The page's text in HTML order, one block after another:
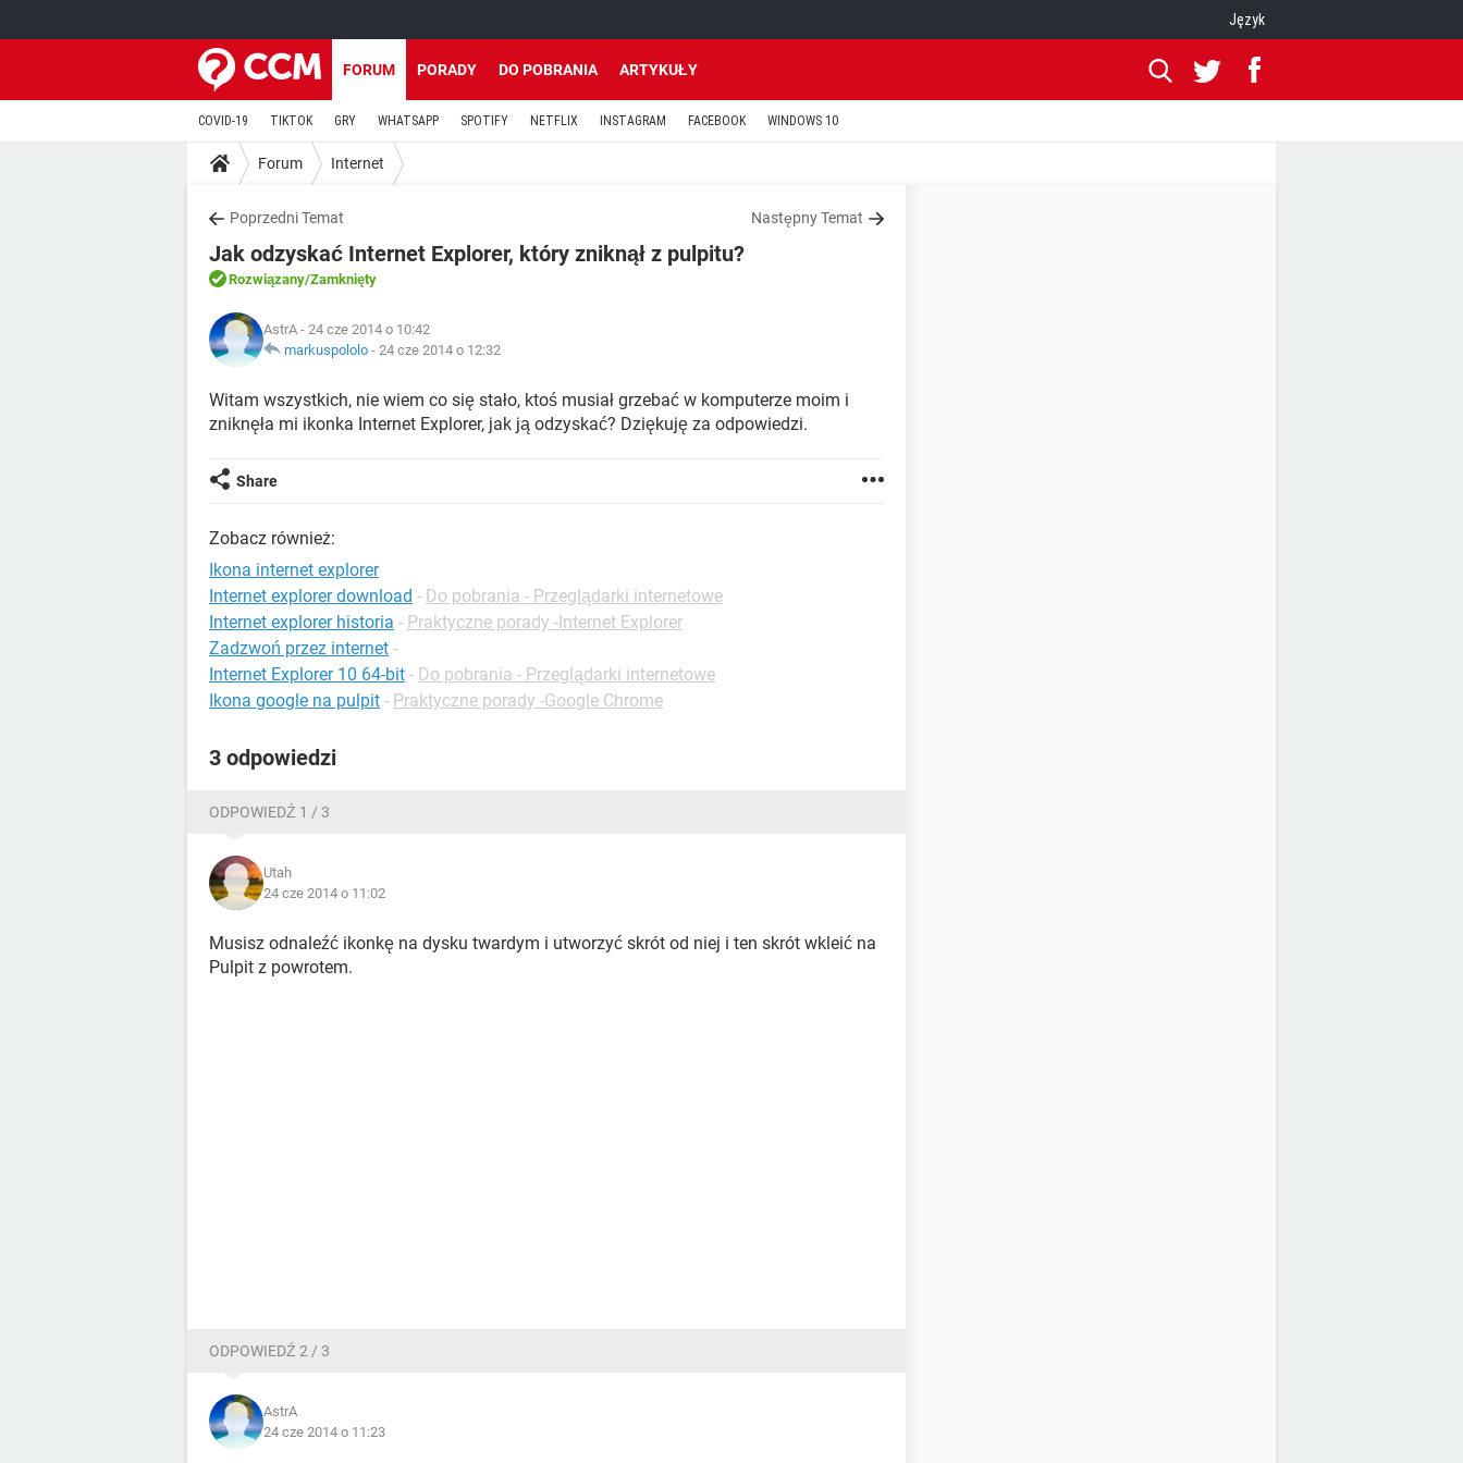
Język
FORUM PORADY DO POBRANIA ARTYKUŁY
COVID-19 TIKTOK GRY WHATSAPP SPOTIFY NETFLIX INSTAGRAM FACEBOOK WINDOWS 10
Forum Internet
Poprzedni Temat Następny Temat
Jak odzyskać Internet Explorer, który zniknął z pulpitu?
Rozwiązany/Zamknięty
AstrA - 24 cze 2014 o 10:42
markuspololo - 24 cze 2014 o 12:32
Witam wszystkich, nie wiem co się stało, ktoś musiał grzebać w komputerze moim i
zniknęła mi ikonka Internet Explorer, jak ją odzyskać? Dziękuję za odpowiedzi.
Share
Zobacz również:
Ikona internet explorer
Internet explorer download - Do pobrania - Przeglądarki internetowe
Internet explorer historia - Praktyczne porady -Internet Explorer
Zadzwoń przez internet -
Internet Explorer 10 64-bit - Do pobrania - Przeglądarki internetowe
Ikona google na pulpit - Praktyczne porady -Google Chrome
3 odpowiedzi
ODPOWIEDŹ 1 / 3
Utah
24 cze 2014 o 11:02
Musisz odnaleźć ikonkę na dysku twardym i utworzyć skrót od niej i ten skrót wkleić na
Pulpit z powrotem.
ODPOWIEDŹ 2 / 3
AstrA
24 cze 2014 o 11:23